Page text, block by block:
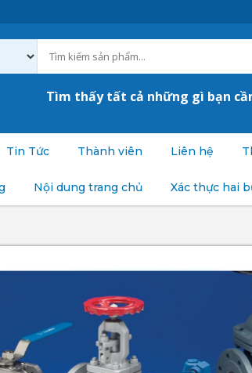
Tìm thấy tất cả những gì bạn
Tin Tức Thành viên Liên hệ
Nội dung trang chủ Xác thực hai